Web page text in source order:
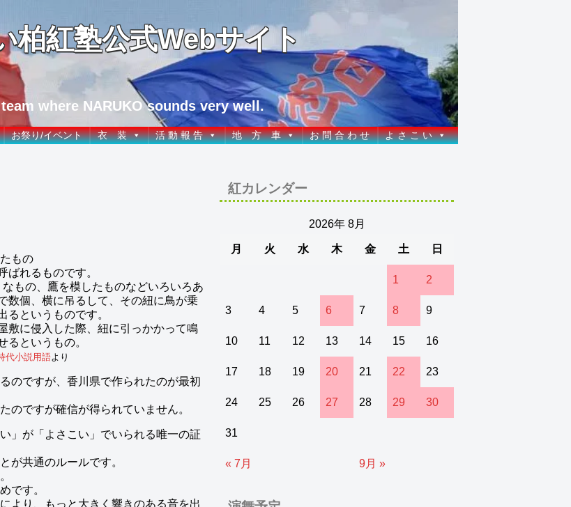
柏紅塾公式Webサイト
where NARUKO sounds very well.
お祭り/イベント 衣 装 活 動 報 告 地 方 車 お 問 合 わ せ よ さ こ い
もの
れるものです。
もの、鷹を模したものなどいろいろあ
数個、横に吊るして、その紐に鳥が乗
というものです。
敷に侵入した際、紐に引っかかって鳴
というもの。
代小説用語より
のですが、香川県で作られたのが最初
ですが確信が得られていません。
」が「よさこい」でいられる唯一の証
が共通のルールです。
す。
紅カレンダー
2026年 8月
月 火 水 木 金 土 日
1 2
3 4 5 6 7 8 9
10 11 12 13 14 15 16
17 18 19 20 21 22 23
24 25 26 27 28 29 30
31
« 7月 9月 »